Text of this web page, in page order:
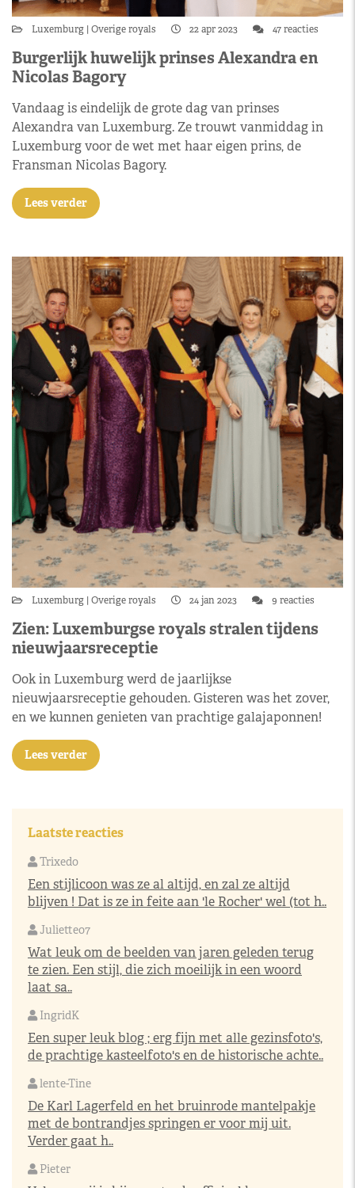
Luxemburg Overige royals 22 apr 2023 47 reacties
Burgerlijk huwelijk prinses Alexandra en
Nicolas Bagory
Vandaag is eindelijk de grote dag van prinses
Alexandra van Luxemburg. Ze trouwt vanmiddag in
Luxemburg voor de wet met haar eigen prins, de
Fransman Nicolas Bagory.
Lees verder
Luxemburg Overige royals 24 jan 2023 9 reacties
Zien: Luxemburgse royals stralen tijdens
nieuwjaarsreceptie
Ook in Luxemburg werd de jaarlijkse
nieuwjaarsreceptie gehouden. Gisteren was het zover,
en we kunnen genieten van prachtige galajaponnen!
Lees verder
Laatste reacties
Trixedo
Een stijlicoon was ze al altijd, en zal ze altijd
blijven ! Dat is ze in feite aan 'le Rocher' wel (tot h..
Juliette07
Wat leuk om de beelden van jaren geleden terug
te zien. Een stijl, die zich moeilijk in een woord
laat sa..
IngridK
Een super leuk blog ; erg fijn met alle gezinsfoto's,
de prachtige kasteelfoto's en de historische achte..
lente-Tine
De Karl Lagerfeld en het bruinrode mantelpakje
met de bontrandjes springen er voor mij uit.
Verder gaat h..
Pieter